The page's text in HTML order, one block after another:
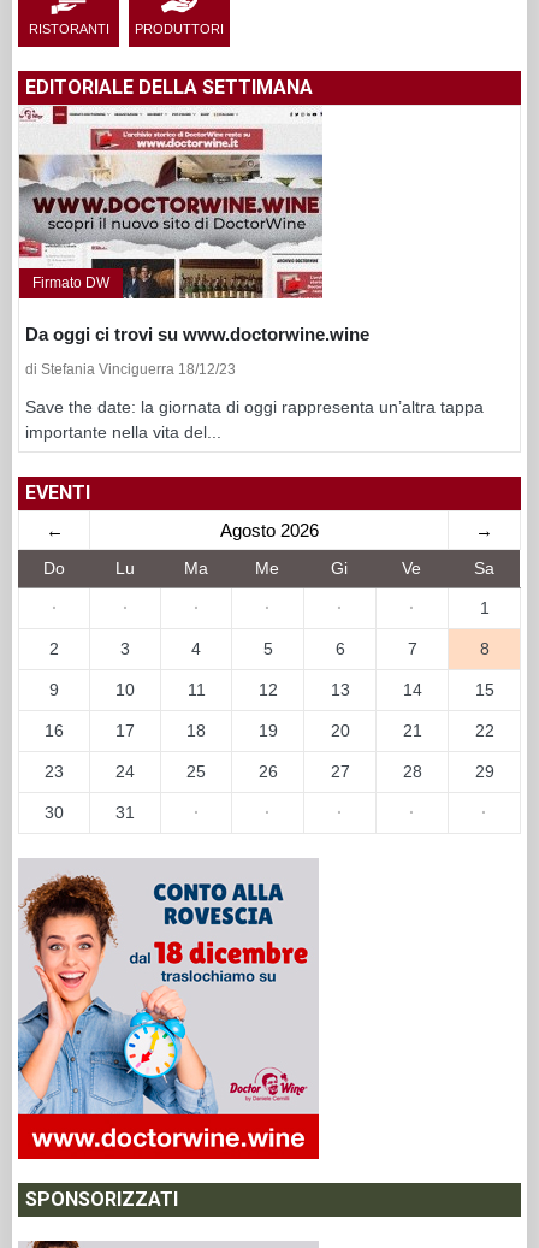
RISTORANTI PRODUTTORI
EDITORIALE DELLA SETTIMANA
Firmato DW
Da oggi ci trovi su www.doctorwine.wine
di Stefania Vinciguerra 18/12/23
Save the date: la giornata di oggi rappresenta un’altra tappa
importante nella vita del...
EVENTI
← Agosto 2026 →
Do Lu Ma Me Gi Ve Sa
· · · · · · 1
2 3 4 5 6 7 8
9 10 11 12 13 14 15
16 17 18 19 20 21 22
23 24 25 26 27 28 29
30 31 · · · · ·
SPONSORIZZATI